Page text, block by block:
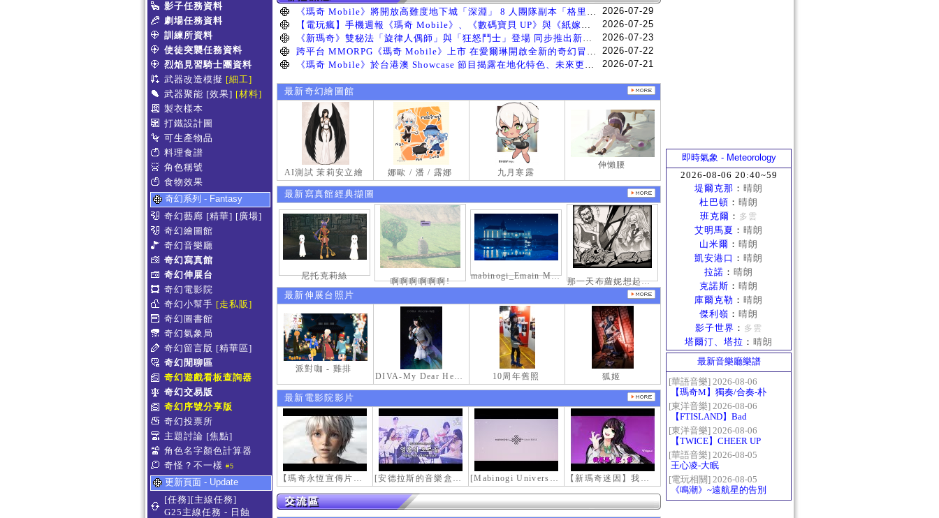
影子任務資料
劇場任務資料
訓練所資料
使徒突襲任務資料
烈焰見習騎士團資料
武器改造模擬 [細工]
武器聚能 [效果] [材料]
製衣樣本
打鐵設計圖
可生產物品
料理食譜
角色稱號
食物效果
奇幻系列 - Fantasy
奇幻藝廊 [精華] [廣場]
奇幻繪圖館
奇幻音樂廳
奇幻寫真館
奇幻伸展台
奇幻電影院
奇幻小幫手 [走私販]
奇幻圖書館
奇幻氣象局
奇幻留言版 [精華區]
奇幻閒聊區
奇幻遊戲看板查詢器
奇幻交易版
奇幻序號分享版
奇幻投票所
主題討論 [焦點]
角色名字顏色計算器
奇怪？不一樣 #5
更新頁面 - Update
[任務][主線任務]
G25主線任務 - 日蝕
《瑪奇 Mobile》將開放高難度地下城「深淵」 8 人團隊副本「格里斯貝恩」將於 8 月 5 日登場
2026-07-29
【電玩瘋】手機週報《瑪奇 Mobile》、《數碼寶貝 UP》與《紙嫁衣 9 羅浮夢》等遊戲
2026-07-25
《新瑪奇》雙秘法「旋律人偶師」與「狂怒鬥士」登場 同步推出新系統「神秘工坊」
2026-07-23
跨平台 MMORPG《瑪奇 Mobile》上市 在愛爾琳開啟全新的奇幻冒險生活
2026-07-22
《瑪奇 Mobile》於台港澳 Showcase 節目揭露在地化特色、未來更新計畫等內容 首次公開台灣動畫
2026-07-21
最新奇幻繪圖館
AI測試 茉莉安立繪 娜歐 / 潘 / 露娜 九月寒露
伸懶腰
最新寫真館經典擷圖
尼托克莉絲
啊啊啊啊啊啊!
mabinogi_Emain Macha_2000-0600_1
那一天布蘿妮想起老佛的奶油手
最新伸展台照片
派對咖 - 雞排
DIVA-My Dear Heroine- 10周年舊照 狐姬
最新電影院影片
【瑪奇永恆宣傳片】最初的感動 [安德拉斯的音樂盒｜靈魂的音樂盒] Mabinogi OST - Music Box of the Soul | Crossover COVER [Mabinogi Universe] 謝謝你來到這個世界... 【新瑪奇迷因】我更喜歡你
即時氣象 - Meteorology
2026-08-06 20:40~59
堤爾克那 ： 晴朗
杜巴頓 ： 晴朗
班克爾 ： 多雲
艾明馬夏 ： 晴朗
山米爾 ： 晴朗
凱安港口 ： 晴朗
拉諾 ： 晴朗
克諾斯 ： 晴朗
庫爾克勒 ： 晴朗
傑利嶺 ： 晴朗
影子世界 ： 多雲
塔爾汀、塔拉 ： 晴朗
最新音樂廳樂譜
[華語音樂] 2026-08-06
【瑪奇M】獨奏/合奏-朴
樹-那些花兒
[東洋音樂] 2026-08-06
【FTISLAND】Bad
Woman
[東洋音樂] 2026-08-06
【TWICE】CHEER UP
[華語音樂] 2026-08-05
王心凌-大眠
[電玩相關] 2026-08-05
《鳴潮》~遠航星的告別